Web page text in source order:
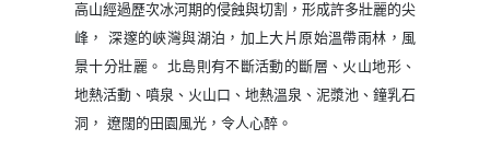
高山經過歷次冰河期的侵蝕與切割，形成許多壯麗的尖
峰， 深邃的峽灣與湖泊，加上大片原始溫帶雨林，風
景十分壯麗。 北島則有不斷活動的斷層、火山地形、
地熱活動、噴泉、火山口、地熱溫泉、泥漿池、鐘乳石
洞， 遼闊的田園風光，令人心醉。